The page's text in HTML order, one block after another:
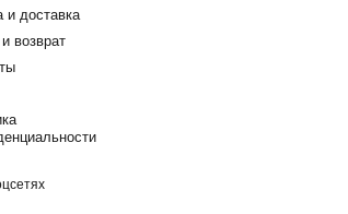
и доставка
возврат